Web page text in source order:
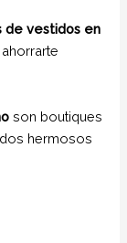
de vestidos en
son boutiques
hermosos